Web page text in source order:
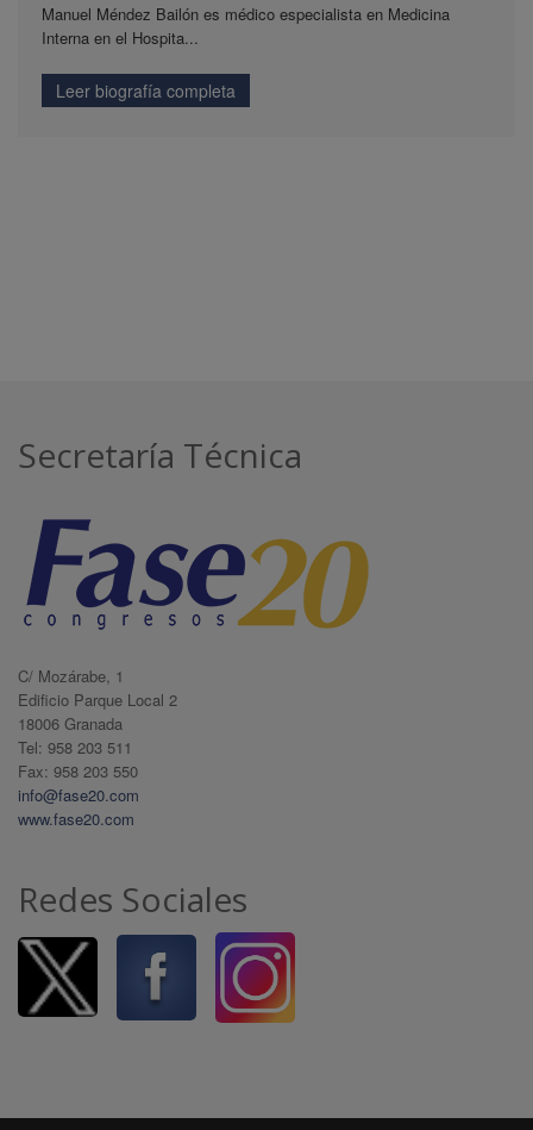
Manuel Méndez Bailón es médico especialista en Medicina
Interna en el Hospita...
Leer biografía completa
Secretaría Técnica
C/ Mozárabe, 1
Edificio Parque Local 2
18006 Granada
Tel: 958 203 511
Fax: 958 203 550
info@fase20.com
www.fase20.com
Redes Sociales